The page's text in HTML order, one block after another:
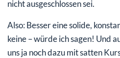
nicht ausgeschlossen sei.
Also: Besser eine solide,
keine – würde ich sagen! Und
uns ja noch dazu mit satten